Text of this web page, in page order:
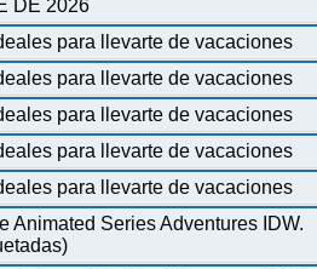
DE 2026
para llevarte de vacaciones
para llevarte de vacaciones
para llevarte de vacaciones
para llevarte de vacaciones
para llevarte de vacaciones
Animated Series Adventures IDW.